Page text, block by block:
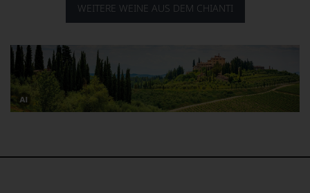
WEITERE WEINE AUS DEM CHIANTI
Dieses
von